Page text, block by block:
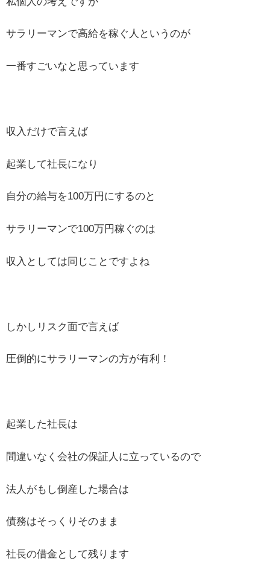
サラリーマンで高給を稼ぐ人というのが
一番すごいなと思っています
収入だけで言えば
起業して社長になり
自分の給与を100万円にするのと
サラリーマンで100万円稼ぐのは
収入としては同じことですよね
しかしリスク面で言えば
圧倒的にサラリーマンの方が有利！
起業した社長は
間違いなく会社の保証人に立っているので
法人がもし倒産した場合は
債務はそっくりそのまま
社長の借金として残ります